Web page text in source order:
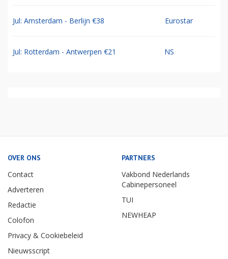
Jul: Amsterdam - Berlijn €38 Eurostar
Jul: Rotterdam - Antwerpen €21 NS
OVER ONS
Contact
Adverteren
Redactie
Colofon
Privacy & Cookiebeleid
Nieuwsscript
PARTNERS
Vakbond Nederlands
Cabinepersoneel
TUI
NEWHEAP